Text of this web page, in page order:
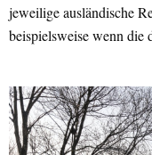
jeweilige ausländische
beispielsweise wenn die